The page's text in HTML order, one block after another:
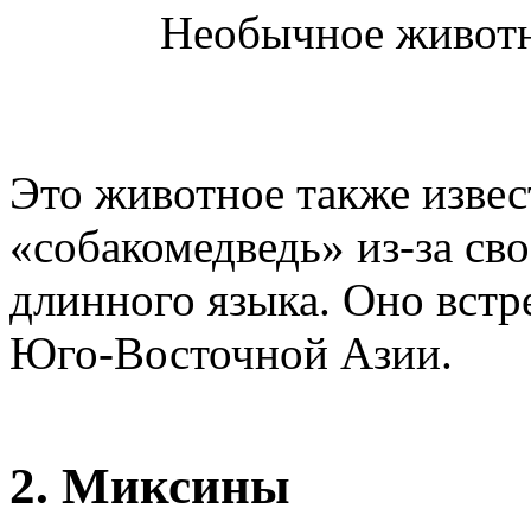
Необычное
Это животное также
«собакомедведь» из-за
длинного языка. Оно
Юго-Восточной Азии.
2. Миксины